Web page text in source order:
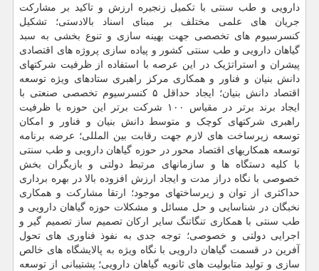
دارویی و طب سنتی با تکمیل زنجیره ارزش و تاکید بر مشارکت
جریان های علمی مختلف بر مبنای اسناد بالادستی؛ تشکیل
کنسرسیوم های تخصصی جهت بهینه سازی و تنوع بخشی به سبد
گیاهان دارویی و طب سنتی کشور و پیاده سازی پروژه های اقتصادی
پیشران و استراتژیک در این عرصه با استفاده از ظرفیت شرکتهای
دانش بنیان و فناور و همکاری مرکز راهبری ستادهای ویژه توسعه
اقتصاد دانش بنیان؛ ایجاد حداقل ۵ کنسرسیوم تخصصی صنعتی با
ایجاد برند برتر در مقیاس ۱۰۰ شرکت برتر این حوزه با ظرفیت
راهبری شرکتهای کوچک و متوسط دانش بنیان و فناور و امکان
توسعه زیرساخت های لازم جهت رقابت بین المللی؛ عرضه برنامه
توسعه همکاریهای اقتصاد محور در حوزه گیاهان دارویی و طب سنتی
با کلیه دستگاه ها و سازمانهای مرتبط دولتی و بازیگران بخش
خصوصی با نگاه دراز مدت و ایجاد ارزش افزوده بالا در بهره برداری
حداکثری از توان و زیرساختهای موجود؛ ارتقا مشارکت و همکاری
نخبگان در شناسایی و حل مسائل و مشکلات حوزه گیاهان دارویی و
طب سنتی با همکاری تنگاتنگ سایر ارکان تصمیم ساز تصمیم گیر و
اجرایی دولتی و خصوصی؛ توجه جدی به نفوذ فناوری های تحول
آفرین در قسمت گیاهان دارویی با نگاه ویژه به پالایشگاه های خالص
سازی و تولید متابولیت های ثانویه گیاهان دارویی؛ پشتیبانی از توسعه